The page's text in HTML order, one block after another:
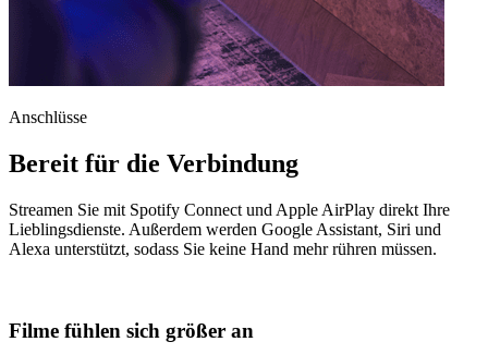
Anschlüsse
Bereit für die Verbindung
Streamen Sie mit Spotify Connect und Apple AirPlay direkt Ihre
Lieblingsdienste. Außerdem werden Google Assistant, Siri und
Alexa unterstützt, sodass Sie keine Hand mehr rühren müssen.
Filme fühlen sich größer an